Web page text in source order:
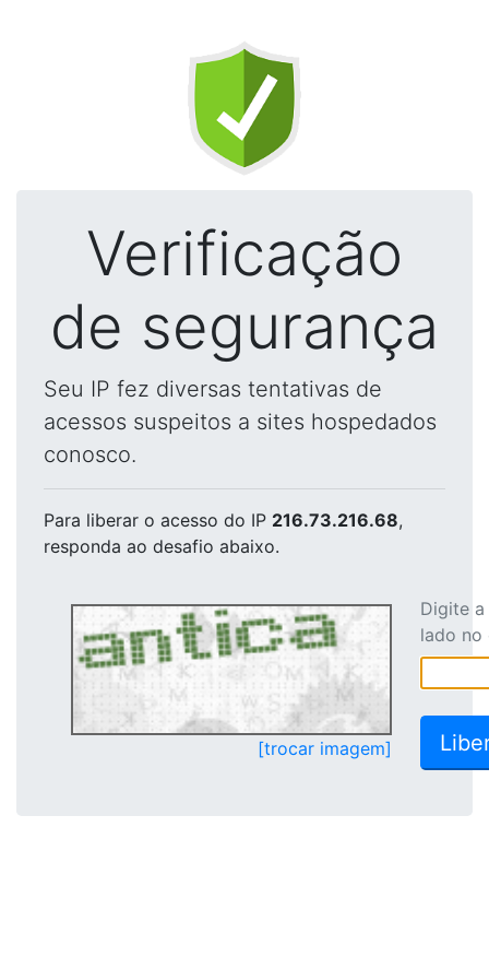
Verificação
de segurança
Seu IP fez diversas tentativas de
acessos suspeitos a sites hospedados
conosco.
Para liberar o acesso do IP 216.73.216.68,
responda ao desafio abaixo.
[trocar imagem]
Digite
lado no